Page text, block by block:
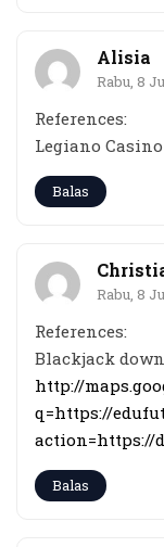
Alisia
Rabu, 8
References:
Legiano
Balas
Rabu, 8
References:
Blackjack
http://
q=https://
action=https://
Balas